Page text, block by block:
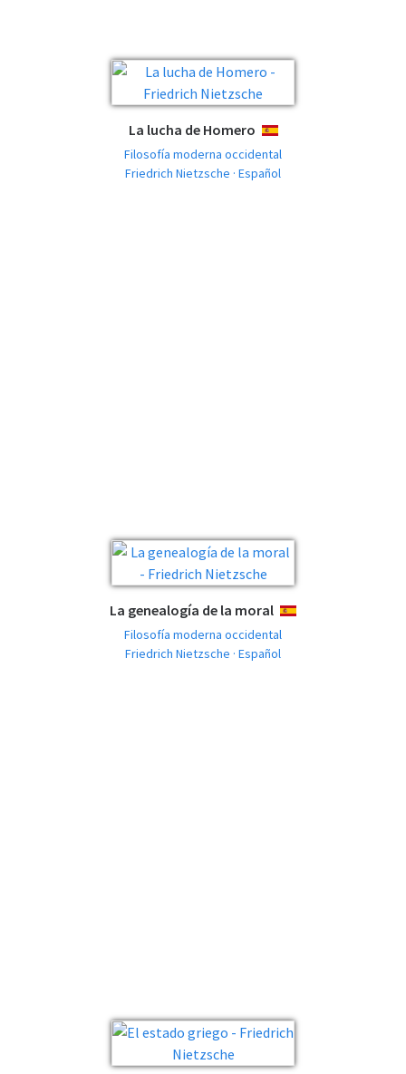
La lucha de Homero ESPAÑOL
Filosofía moderna occidental
Friedrich Nietzsche · Español
La genealogía de la moral ESPAÑOL
Filosofía moderna occidental
Friedrich Nietzsche · Español